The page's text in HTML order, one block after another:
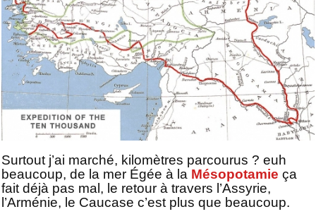
Surtout j’ai marché, kilomètres parcourus ? euh
beaucoup, de la mer Égée à la Mésopotamie ça
fait déjà pas mal, le retour à travers l’Assyrie,
l’Arménie, le Caucase c’est plus que beaucoup.